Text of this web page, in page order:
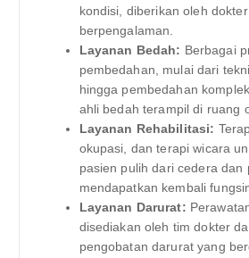
kondisi, diberikan oleh
berpengalaman.
Layanan Bedah: Berbagai
pembedahan, mulai dari
hingga pembedahan
ahli bedah terampil di ruang
Layanan Rehabilitasi:
okupasi, dan terapi wicara
pasien pulih dari cedera dan
mendapatkan kembali
Layanan Darurat:
disediakan oleh tim dokter
pengobatan darurat yang